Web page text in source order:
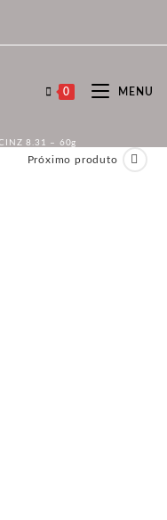
0 MENU
8.31 – 60g
Próximo produto